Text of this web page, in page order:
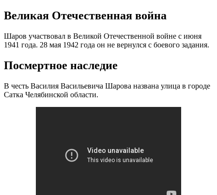
Великая Отечественная война
Шаров участвовал в Великой Отечественной войне с июня
1941 года. 28 мая 1942 года он не вернулся с боевого задания.
Посмертное наследие
В честь Василия Васильевича Шарова названа улица в городе
Сатка Челябинской области.